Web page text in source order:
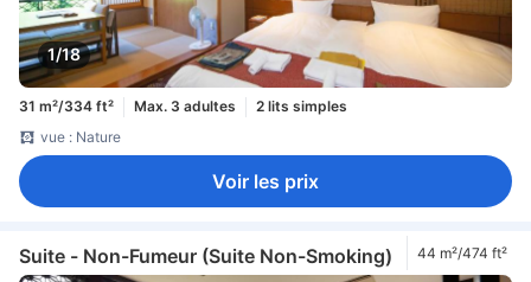
1/18
31 m²/334 ft² Max. 3 adultes
2 lits simples
vue : Nature
Voir les prix
Suite - Non-Fumeur (Suite Non-Smoking) 44 m²/474 ft²